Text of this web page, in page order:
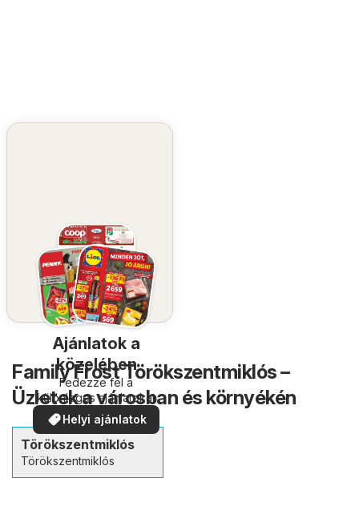
Ajánlatok a
közelében
Fedezze fel a
különleges ajánlatokat
Helyi ajánlatok
Family Frost Törökszentmiklós –
Üzletek a városban és környékén
Törökszentmiklós
Törökszentmiklós